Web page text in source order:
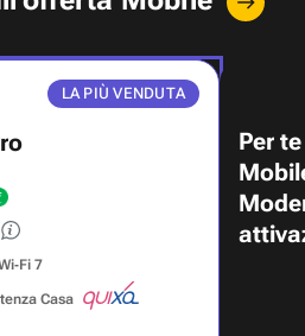
LA PIÙ VENDUTA
7
Casa
Per